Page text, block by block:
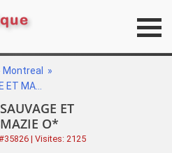
Montreal
»
ET
O*
| Visites: 2125